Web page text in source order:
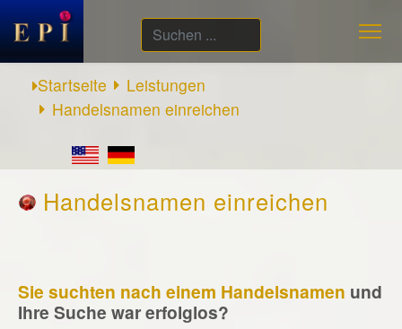
Suchen
...
Startseite
Leistungen
Handelsnamen einreichen
Handelsnamen einreichen
Sie suchten nach einem Handelsnamen und
Ihre Suche war erfolglos?